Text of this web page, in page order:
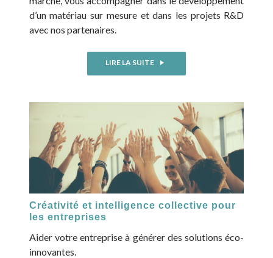
d’un matériau sur mesure et dans les projets R&D
avec nos partenaires.
LIRE LA SUITE
Créativité et intelligence collective pour
les entreprises
Aider votre entreprise à générer des solutions éco-
innovantes.